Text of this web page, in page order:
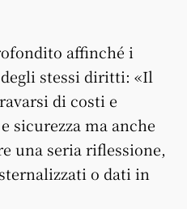
affinché i
stessi diritti: «Il
di costi e
sicurezza ma anche
una seria riflessione,
o dati in